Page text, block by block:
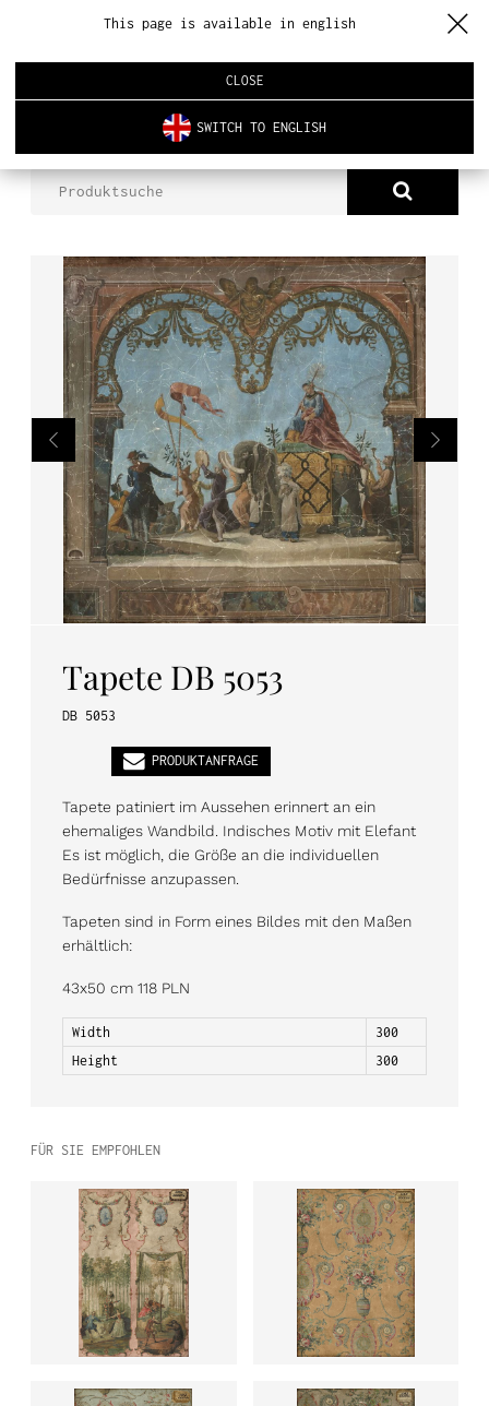
ÜBER UNS
NEUHEITEN
INNENARCHITEKTUR
REALISIERUNGEN
AKTUELLES
PL EN DE
TAPETE DB 5053
Tapete DB 5053
DB 5053
PRODUKTANFRAGE
Tapete patiniert im Aussehen erinnert an ein
ehemaliges Wandbild. Indisches Motiv mit Elefant
Es ist möglich, die Größe an die individuellen
Bedürfnisse anzupassen.
Tapeten sind in Form eines Bildes mit den Maßen
erhältlich:
43x50 cm 118 PLN
Width
300
Height
300
FÜR SIE EMPFOHLEN
This page is available in english
CLOSE
SWITCH TO ENGLISH